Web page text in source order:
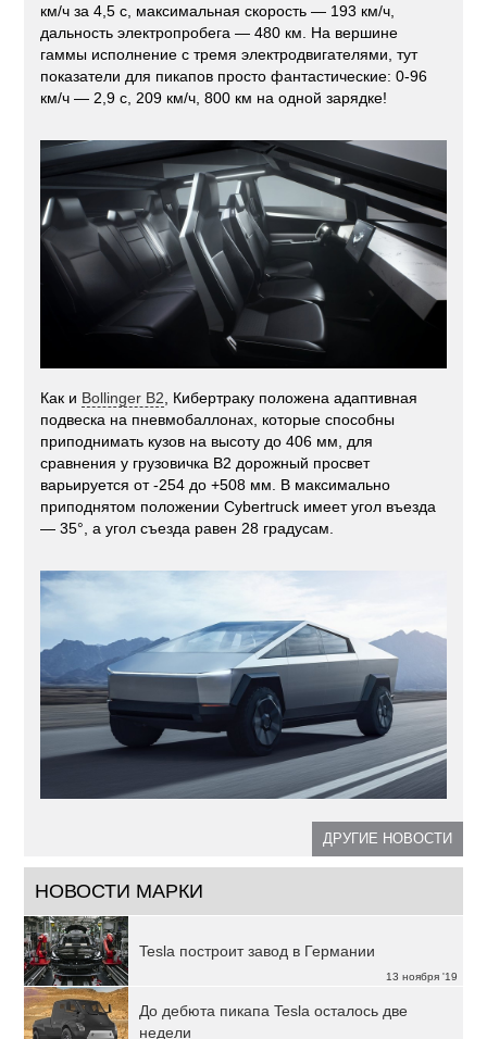
км/ч за 4,5 с, максимальная скорость — 193 км/ч,
дальность электропробега — 480 км. На вершине
гаммы исполнение с тремя электродвигателями, тут
показатели для пикапов просто фантастические: 0-96
км/ч — 2,9 с, 209 км/ч, 800 км на одной зарядке!
Как и Bollinger B2, Кибертраку положена адаптивная
подвеска на пневмобаллонах, которые способны
приподнимать кузов на высоту до 406 мм, для
сравнения у грузовичка B2 дорожный просвет
варьируется от -254 до +508 мм. В максимально
приподнятом положении Cybertruck имеет угол въезда
— 35°, а угол съезда равен 28 градусам.
ДРУГИЕ НОВОСТИ
НОВОСТИ МАРКИ
13 ноября '19
Tesla построит завод в Германии
До дебюта пикапа Tesla осталось две
недели